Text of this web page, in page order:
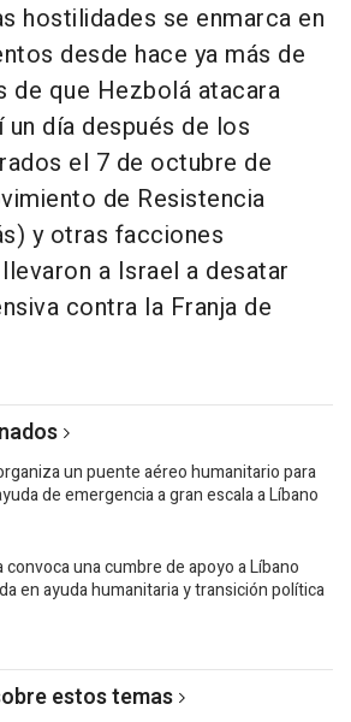
hostilidades se enmarca en
desde hace ya más de
de que Hezbolá atacara
día después de los
el 7 de octubre de
de Resistencia
y otras facciones
a Israel a desatar
contra la Franja de
un puente aéreo humanitario para
de emergencia a gran escala a Líbano
convoca una cumbre de apoyo a Líbano
en ayuda humanitaria y transición política
estos temas